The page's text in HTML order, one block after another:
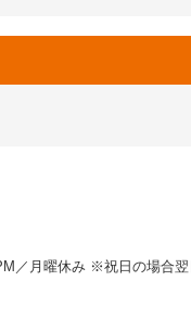
／月曜休み ※祝日の場合翌